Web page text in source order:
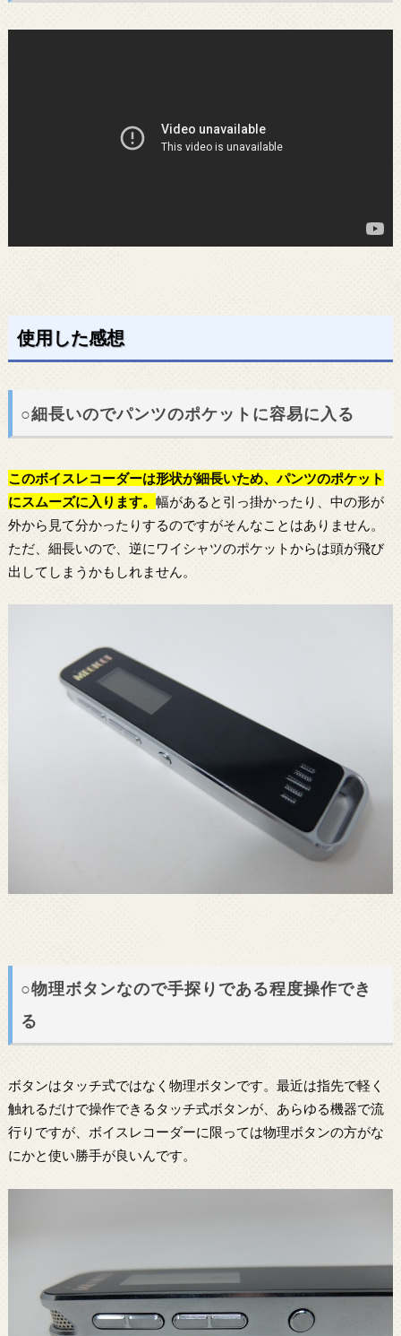
使用した感想
○細長いのでパンツのポケットに容易に入る
このボイスレコーダーは形状が細長いため、パンツのポケット
にスムーズに入ります。 幅があると引っ掛かったり、中の形が
外から見て分かったりするのですがそんなことはありません。
ただ、細長いので、逆にワイシャツのポケットからは頭が飛び
出してしまうかもしれません。
○物理ボタンなので手探りである程度操作でき
る
ボタンはタッチ式ではなく物理ボタンです。最近は指先で軽く
触れるだけで操作できるタッチ式ボタンが、あらゆる機器で流
行りですが、ボイスレコーダーに限っては物理ボタンの方がな
にかと使い勝手が良いんです。